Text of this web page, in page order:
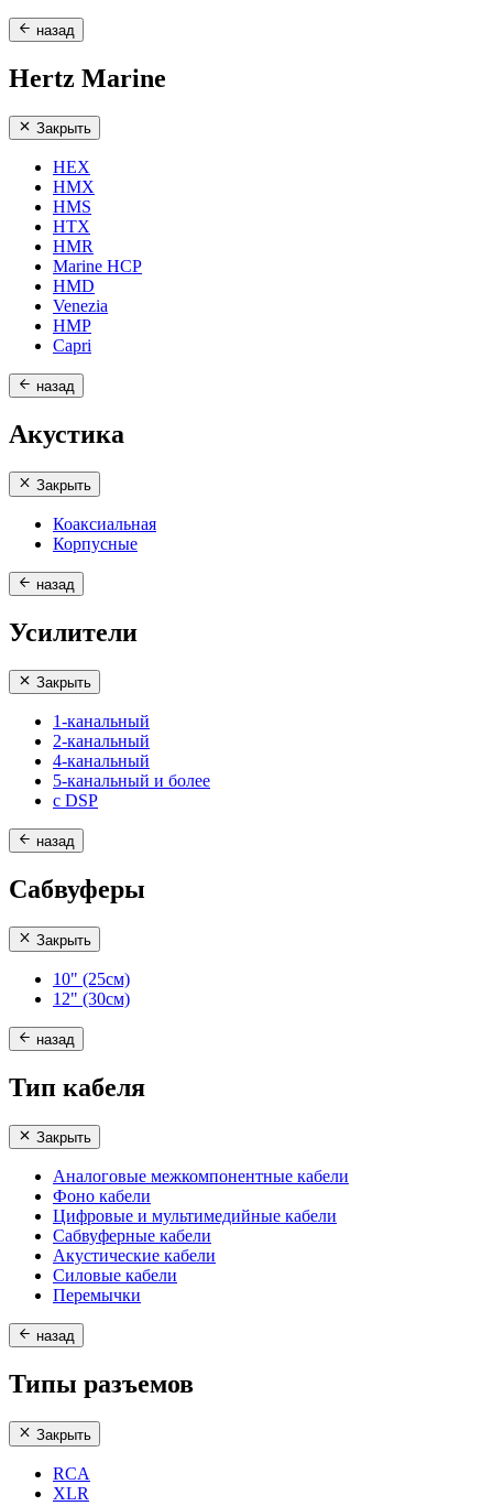
назад
Hertz Marine
Закрыть
HEX
HMX
HMS
HTX
HMR
Marine HCP
HMD
Venezia
HMP
Capri
назад
Акустика
Закрыть
Коаксиальная
Корпусные
назад
Усилители
Закрыть
1-канальный
2-канальный
4-канальный
5-канальный и более
с DSP
назад
Сабвуферы
Закрыть
10" (25см)
12" (30см)
назад
Тип кабеля
Закрыть
Аналоговые межкомпонентные кабели
Фоно кабели
Цифровые и мультимедийные кабели
Сабвуферные кабели
Акустические кабели
Силовые кабели
Перемычки
назад
Типы разъемов
Закрыть
RCA
XLR